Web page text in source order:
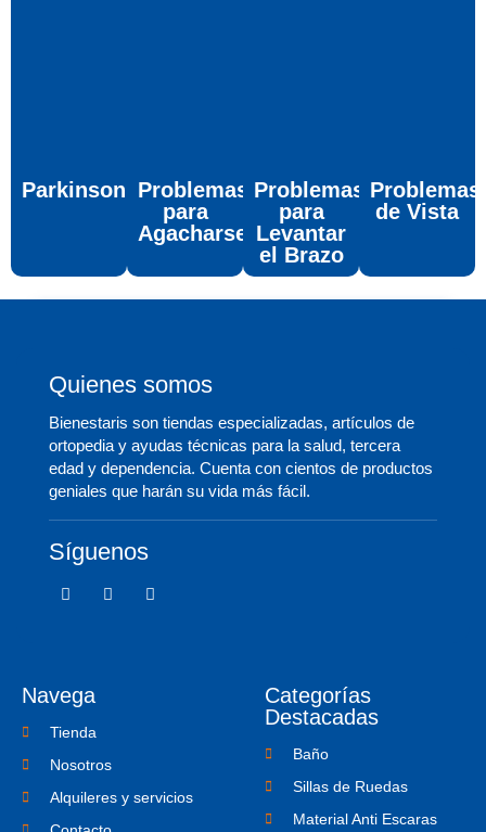
Parkinson Problemas
para
Agacharse
Problemas
para
Levantar
el Brazo
Problemas
de Vista
Quienes somos
Bienestaris son tiendas especializadas, artículos de
ortopedia y ayudas técnicas para la salud, tercera
edad y dependencia. Cuenta con cientos de productos
geniales que harán su vida más fácil.
Síguenos
F
a
k
f
T
w
I
c
m
Navega
Tienda
Nosotros
Alquileres y servicios
Categorías
Destacadas
Baño
Sillas de Ruedas
Material Anti Escaras